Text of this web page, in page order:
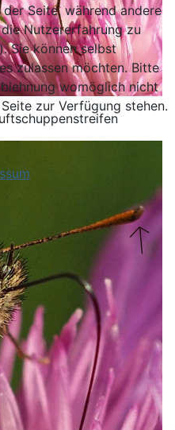
Seite, während andere
Nutzererfahrung zu
Sie können selbst
zulassen möchten. Bitte
womöglich nicht
zur Verfügung stehen.